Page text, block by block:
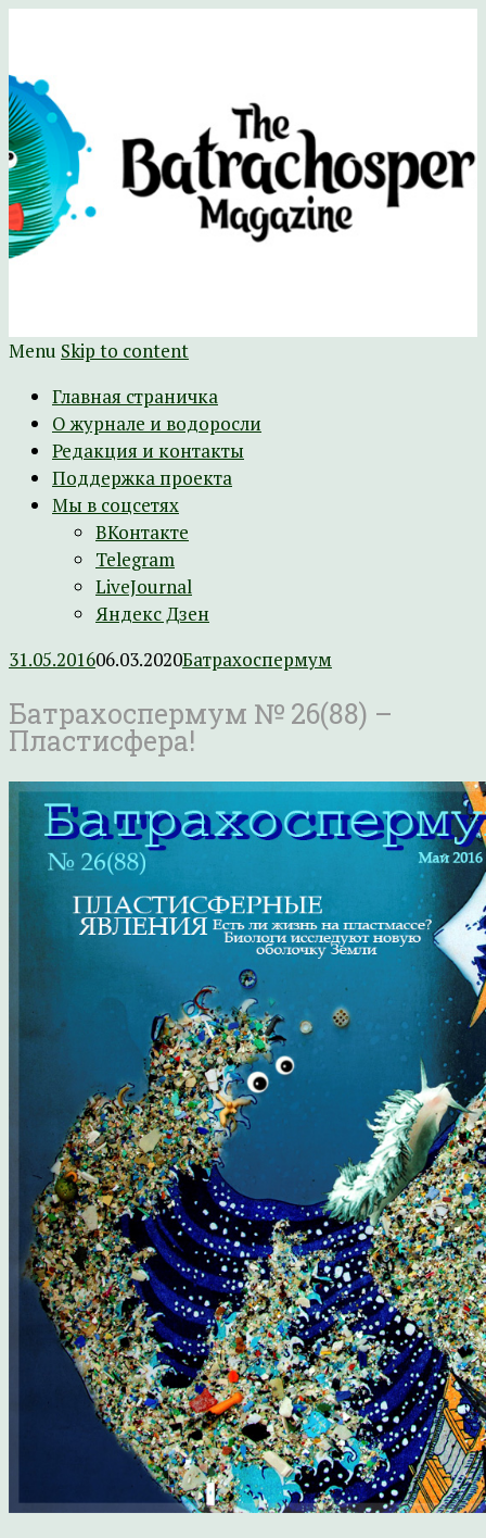
The Batrachospermum Magazine
Батрахоспермум (официальный сайт)
Menu Skip to content
Главная страничка
О журнале и водоросли
Редакция и контакты
Поддержка проекта
Мы в соцсетях
ВКонтакте
Telegram
LiveJournal
Яндекс Дзен
31.05.201606.03.2020Батрахоспермум
Батрахоспермум № 26(88) –
Пластисфера!